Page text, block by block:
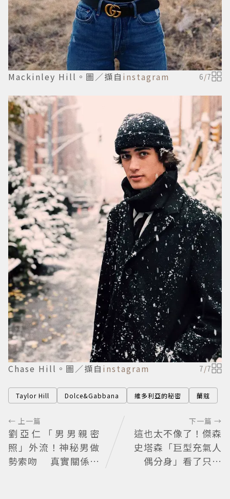
Mackinley Hill。圖／擷自 instagram 6/7
Chase Hill。圖／擷自 instagram 7/7
Taylor Hill Dolce&Gabbana 維多利亞的秘密 蘭蔻
← 上一篇
劉亞仁「男男親密
照」外流！神秘男做
勢索吻 真實關係引
下一篇 →
這也太不像了！傑森
史塔森「巨型充氣人
偶分身」看了只想